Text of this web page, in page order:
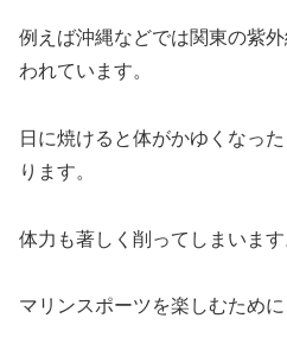
例えば沖縄などでは関東の紫
われています。
日に焼けると体がかゆくなっ
ります。
体力も著しく削ってしまいます
マリンスポーツを楽しむため